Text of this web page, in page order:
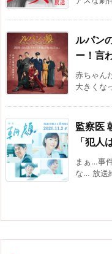
ルパン
ー！言
赤ちゃん
大きくな
監察医
「犯人
まぁ…事
な… 放送